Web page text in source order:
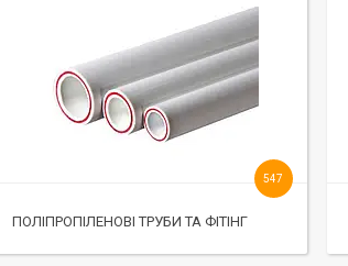
ПОЛІПРОПІЛЕНОВІ ТРУБИ ТА ФІТІНГ
547